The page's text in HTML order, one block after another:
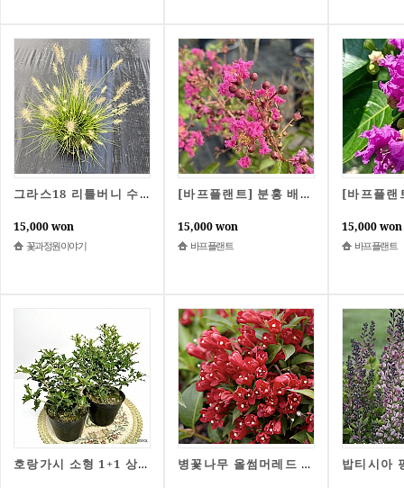
그라스18 리틀버니 수크령 / 18cm포트 / 그라스 억새 / 정원수 조경수 / 꽃과정원이야기
15,000 won
꽃과정원이야기
[바프플랜트] 분홍 배롱나무 중품 / 분채배송 / 20cm포트 / 백일홍 /조경수/정원수/여름꽃
15,000 won
바프플랜트
15,000 won
바프플랜트
호랑가시 소형 1+1 상록수 공기정화 실내정원 호랑가시나무 병꽃나무 올썸머레드 7치포트묘 왜성 꽃나무 정원조경수 묘목